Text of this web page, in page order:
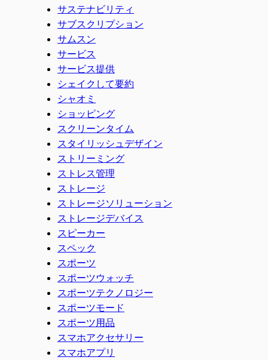
サステナビリティ
サブスクリプション
サムスン
サービス
サービス提供
シェイクして要約
シャオミ
ショッピング
スクリーンタイム
スタイリッシュデザイン
ストリーミング
ストレス管理
ストレージ
ストレージソリューション
ストレージデバイス
スピーカー
スペック
スポーツ
スポーツウォッチ
スポーツテクノロジー
スポーツモード
スポーツ用品
スマホアクセサリー
スマホアプリ